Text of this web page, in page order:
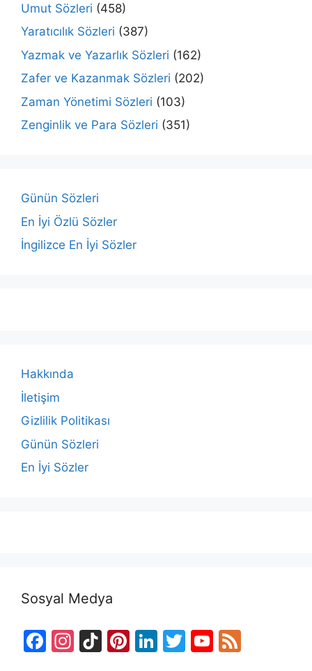
Umut Sözleri (458)
Yaratıcılık Sözleri (387)
Yazmak ve Yazarlık Sözleri (162)
Zafer ve Kazanmak Sözleri (202)
Zaman Yönetimi Sözleri (103)
Zenginlik ve Para Sözleri (351)
Günün Sözleri
En İyi Özlü Sözler
İngilizce En İyi Sözler
Hakkında
İletişim
Gizlilik Politikası
Günün Sözleri
En İyi Sözler
Sosyal Medya
F
In Ti Pi Li T
Y